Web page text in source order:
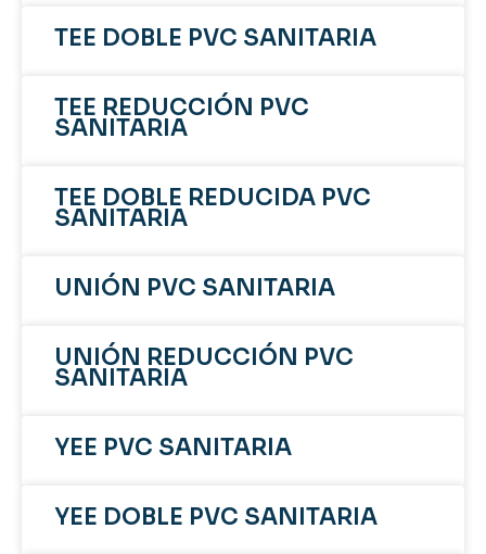
TEE DOBLE PVC SANITARIA
TEE REDUCCIÓN PVC
SANITARIA
TEE DOBLE REDUCIDA PVC
SANITARIA
UNIÓN PVC SANITARIA
UNIÓN REDUCCIÓN PVC
SANITARIA
YEE PVC SANITARIA
YEE DOBLE PVC SANITARIA